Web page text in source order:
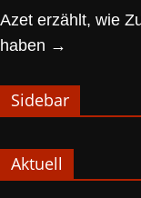
Azet erzählt, wie
haben →
Sidebar
Aktuell